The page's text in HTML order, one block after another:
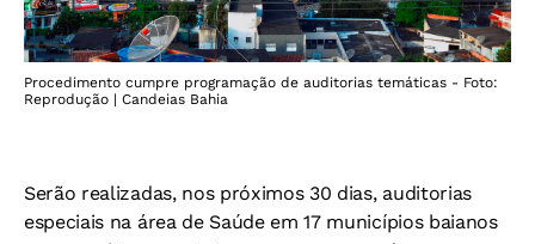
Procedimento cumpre programação de auditorias temáticas - Foto:
Reprodução | Candeias Bahia
Serão realizadas, nos próximos 30 dias, auditorias
especiais na área de Saúde em 17 municípios baianos